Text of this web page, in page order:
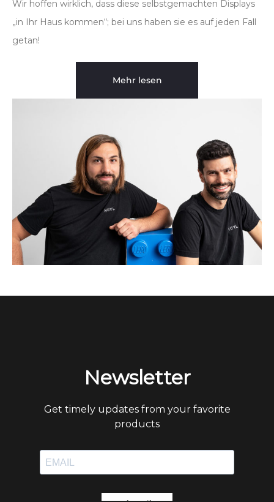
Wir hoffen wirklich, dass diese selbstgemachten Displays
„in Ihr Haus kommen“; bei uns haben sie es auf jeden Fall
getan!
Mehr lesen